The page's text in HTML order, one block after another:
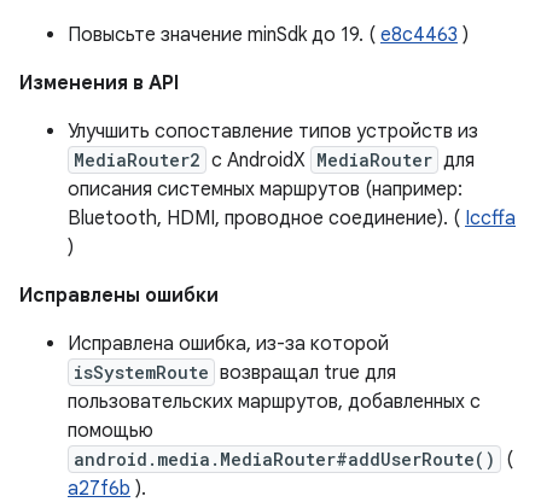
Повысьте значение minSdk до 19. ( e8c4463 )
Изменения в API
Улучшить сопоставление типов устройств из
MediaRouter2 с AndroidX MediaRouter для
описания системных маршрутов (например:
Bluetooth, HDMI, проводное соединение). ( Iccffa
)
Исправлены ошибки
Исправлена ​​ошибка, из-за которой
isSystemRoute возвращал true для
пользовательских маршрутов, добавленных с
помощью
android.media.MediaRouter#addUserRoute()
(
a27f6b ).